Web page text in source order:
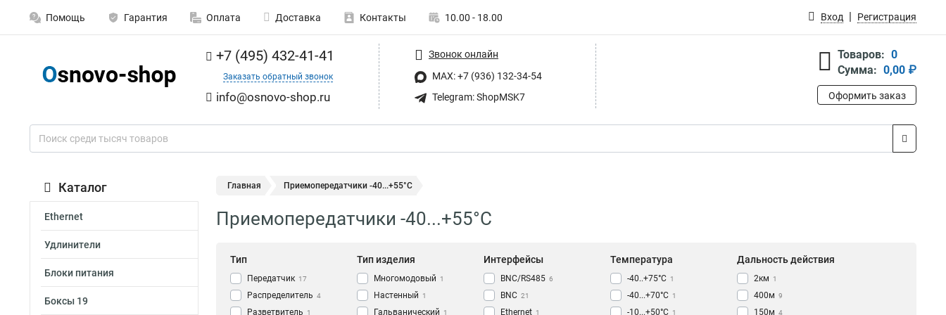
Помощь Гарантия Оплата Доставка Контакты 10.00 - 18.00 Вход Регистрация
+7 (495) 432-41-41
Заказать обратный звонок
info@osnovo-shop.ru
Звонок онлайн
MAX: +7 (936) 132-34-54
Telegram: ShopMSK7
Товаров: 0
Сумма: 0,00 ₽
Оформить заказ
Каталог
Ethernet
Удлинители
Блоки питания
Боксы 19
Главная Приемопередатчики -40...+55°С
Приемопередатчики -40...+55°С
Тип
Передатчик 17
Распределитель 4
Разветвитель 1
Тип изделия
Многомодовый 1
Настенный 1
Гальванический 1
Интерфейсы
BNC/RS485 6
BNC 21
Ethernet 1
Температура
-40..+75°С 1
-40...+70°С 1
-10...+50°С 1
Дальность действия
2км 1
400м 9
150м 4